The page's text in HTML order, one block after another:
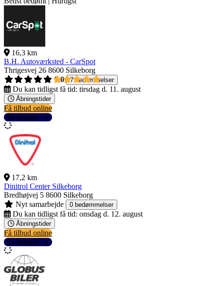
16,3 km
B.H. Autoværksted - CarSpot
Thrigesvej 26 8600 Silkeborg
5,0
7 bedømmelser
Du kan tidligst få tid: tirsdag d. 11. august
Åbningstider
Få tilbud online
Se detaljer
17,2 km
Dinitrol Center Silkeborg
Bredhøjvej 5 8600 Silkeborg
Nyt samarbejde
0 bedømmelser
Du kan tidligst få tid: onsdag d. 12. august
Åbningstider
Få tilbud online
Se detaljer